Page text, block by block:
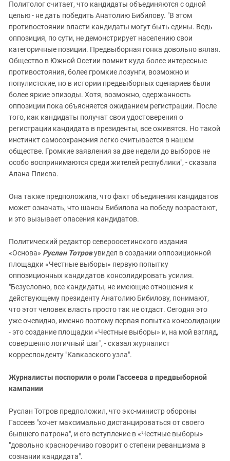
Политолог считает, что кандидаты объединяются с одной
целью - не дать победить Анатолию Бибилову. "В этом
противостоянии власти кандидаты могут быть едины. Ведь
оппозиция, по сути, не демонстрирует населению свои
категоричные позиции. Предвыборная гонка довольно вялая.
Общество в Южной Осетии помнит куда более интересные
противостояния, более громкие лозунги, возможно и
популистские, но в истории предвыборных сценариев были
более яркие эпизоды. Хотя, возможно, сдержанность
оппозиции пока объясняется ожиданием регистрации. После
того, как кандидаты получат свои удостоверения о
регистрации кандидата в президенты, все оживятся. Но такой
инстинкт самосохранения легко считывается в нашем
обществе. Громкие заявления за две недели до выборов не
особо воспринимаются среди жителей республики", - сказала
Алана Плиева.
Она также предположила, что факт объединения кандидатов
может означать, что шансы Бибилова на победу возрастают,
и это вызывает опасения кандидатов.
Политический редактор североосетинского издания
«Основа» Руслан Тотровувидел в создании оппозиционной
площадки «Честные выборы» первую попытку
оппозиционных кандидатов консолидировать усилия.
"Безусловно, все кандидаты, не имеющие отношения к
действующему президенту Анатолию Бибилову, понимают,
что этот человек власть просто так не отдаст. Сегодня это
уже очевидно, именно поэтому первая попытка консолидации
- это создание площадки «Честные выборы» и, на мой взгляд,
совершенно логичный шаг", - сказал журналист
корреспонденту "Кавказского узла".
Журналисты поспорили о роли Гассеева в предвыборной
кампании
Руслан Тотров предположил, что экс-министр обороны
Гассеев "хочет максимально дистанцироваться от своего
бывшего патрона", и его вступление в «Честные выборы»
"довольно красноречиво говорит о степени реваншизма в
сознании кандидата".